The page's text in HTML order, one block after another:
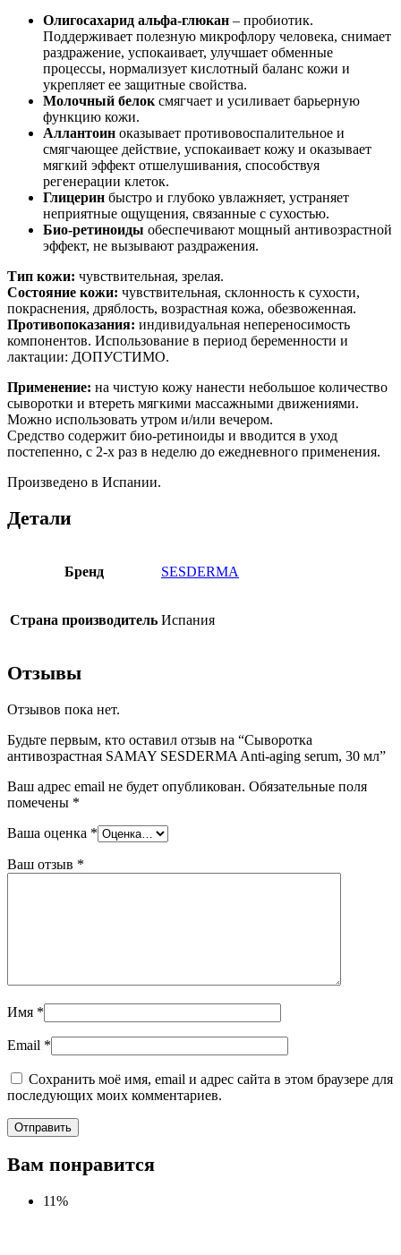
Олигосахарид альфа-глюкан – пробиотик.
Поддерживает полезную микрофлору человека, снимает
раздражение, успокаивает, улучшает обменные
процессы, нормализует кислотный баланс кожи и
укрепляет ее защитные свойства.
Молочный белок смягчает и усиливает барьерную
функцию кожи.
Аллантоин оказывает противовоспалительное и
смягчающее действие, успокаивает кожу и оказывает
мягкий эффект отшелушивания, способствуя
регенерации клеток.
Глицерин быстро и глубоко увлажняет, устраняет
неприятные ощущения, связанные с сухостью.
Био-ретиноиды обеспечивают мощный антивозрастной
эффект, не вызывают раздражения.
Тип кожи: чувствительная, зрелая.
Состояние кожи: чувствительная, склонность к сухости,
покраснения, дряблость, возрастная кожа, обезвоженная.
Противопоказания: индивидуальная непереносимость
компонентов. Использование в период беременности и
лактации: ДОПУСТИМО.
Применение: на чистую кожу нанести небольшое количество
сыворотки и втереть мягкими массажными движениями.
Можно использовать утром и/или вечером.
Средство содержит био-ретиноиды и вводится в уход
постепенно, с 2-х раз в неделю до ежедневного применения.
Произведено в Испании.
Детали
Бренд SESDERMA
Страна производитель Испания
Отзывы
Отзывов пока нет.
Будьте первым, кто оставил отзыв на “Сыворотка
антивозрастная SAMAY SESDERMA Anti-aging serum, 30 мл”
Ваш адрес email не будет опубликован. Обязательные поля
помечены *
Ваша оценка *
Ваш отзыв *
Имя *
Email *
Сохранить моё имя, email и адрес сайта в этом браузере для
последующих моих комментариев.
Вам понравится
11%